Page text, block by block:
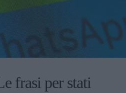
frasi per stati